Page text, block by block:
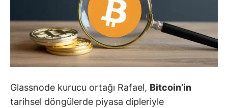
Glassnode kurucu ortağı Rafael, Bitcoin’in
tarihsel döngülerde piyasa dipleriyle